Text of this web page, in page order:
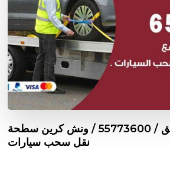
رقم ونش الصديق / 55773600‬ / ونش كرين سطحة
نقل سحب سيارات